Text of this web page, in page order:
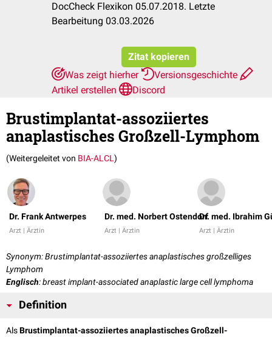
DocCheck Flexikon 05.07.2018. Letzte
Bearbeitung 03.03.2026
Zitat kopieren
Was zeigt hierher
Versionsgeschichte
Artikel erstellen
Discord
Brustimplantat-assoziiertes
anaplastisches Großzell-Lymphom
(Weitergeleitet von BIA-ALCL)
Dr. Frank Antwerpes
Arzt | Ärztin
Dr. med. Norbert Ostendorf
Arzt | Ärztin
Dr. med. Ibrahim
Arzt | Ärztin
Synonym: Brustimplantat-assoziiertes anaplastisches großzelliges
Lymphom
Englisch: breast implant-associated anaplastic large cell lymphoma
Definition
AlsBrustimplantat-assoziiertes anaplastisches Großzell-